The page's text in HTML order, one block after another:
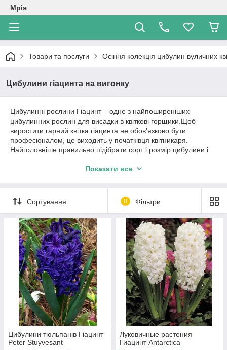
Мрія
Товари та послуги Осіння колекція цибулин вуличних
Цибулини гіацинта на вигонку
Цибулинні рослини Гіацинт – одне з найпоширеніших
цибулинних рослин для висадки в квіткові горщики.Щоб
виростити гарний квітка гіацинта не обов'язково бути
професіоналом, це виходить у початківця квітникаря.
Найголовніше правильно підібрати сорт і розмір цибулини і
вигляді дзвіночків. Кожна цибулина випускає по одному іноді
два квітконоса, висотою 20-25 см. Воскові квіти досягають в
довжину до 2 см, тримаються, не в'янучи, протягом двох-
трьох тижнів. Існує багато різновидів гіацинта з квітами
рожевих, червоних, блакитних, фіолетових, білих і жовтих
відтінків.
Купити гіацинти в нашому
інтернет-магазині "МРІЯ"можна з
будь-якого регіону України. Ми доставляємоцибулини
гіацинтів службами доставки
по всій Україні. Якість
цибулинних рослин підтверджується гарантійними
сертифікатами.
Показати все
Сортування 0 Фільтри
Цибулини тюльпанів Гіацинт
Peter Stuyvesant
Луковичные растения
Гиацинт Antarctica